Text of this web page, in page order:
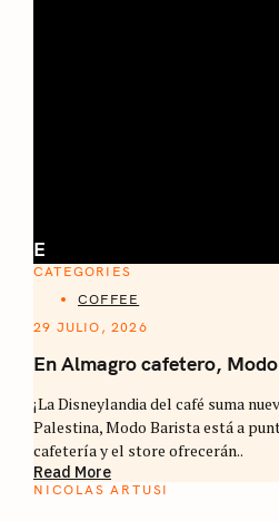
E
CATEGORIES
COFFEE
29 JULIO, 2026
En Almagro cafetero,
¡La Disneylandia del café suma
Palestina, Modo Barista está a
cafetería y el store ofrecerán..
Read More
NICOLAS ARTUSI